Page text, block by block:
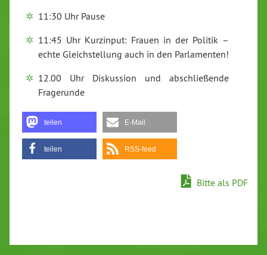
11:30 Uhr Pause
11:45 Uhr Kurzinput: Frauen in der Politik –
echte Gleichstellung auch in den Parlamenten!
12.00 Uhr Diskussion und abschließende
Fragerunde
teilen E-Mail
teilen RSS-feed
Bitte als PDF